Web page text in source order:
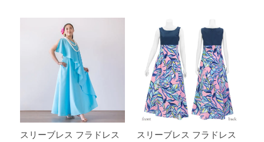
スリーブレス フラドレス
スリーブレス フラドレス